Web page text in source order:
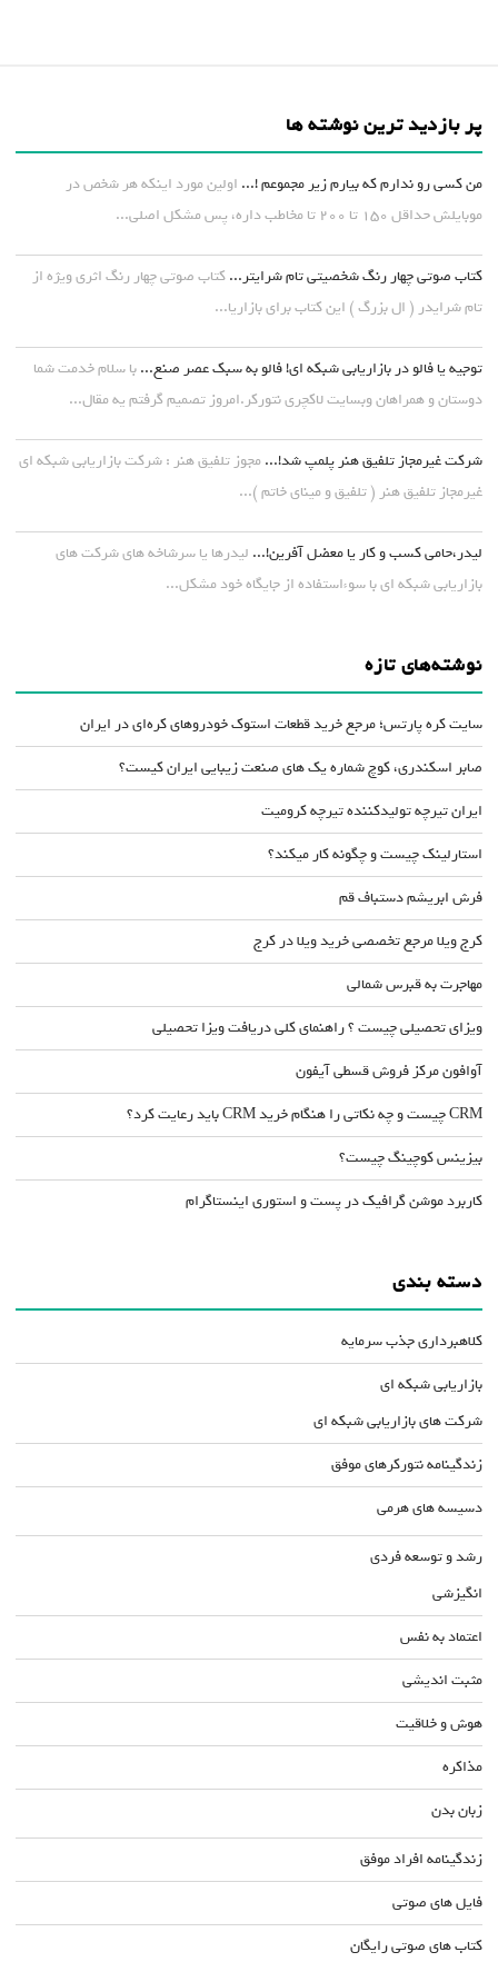
پر بازدید ترین نوشته ها
من کسی رو ندارم که بیارم زیر مجموعم !... اولین مورد اینکه هر شخص در
موبایلش حداقل ۱۵۰ تا ۲۰۰ تا مخاطب داره، پس مشکل اصلی...
کتاب صوتی چهار رنگ شخصیتی تام شرایتر... کتاب صوتی چهار رنگ اثری ویژه از
تام شرایدر ( ال بزرگ ) این کتاب برای بازاریا...
توجیه یا فالو در بازاریابی شبکه ای! فالو به سبک عصر صنع... با سلام خدمت شما
دوستان و همراهان وبسایت لاکچری نتورکر.امروز تصمیم گرفتم یه مقال...
شرکت غیرمجاز تلفیق هنر پلمپ شد!... مجوز تلفیق هنر : شرکت بازاریابی شبکه ای
غیرمجاز تلفیق هنر ( تلفیق و مینای خاتم )...
لیدر،حامی کسب و کار یا معضل آفرین!... لیدرها یا سرشاخه های شرکت های
بازاریابی شبکه ای با سوءاستفاده از جایگاه خود مشکل...
نوشته‌های تازه
سایت کره پارتس؛ مرجع خرید قطعات استوک خودروهای کره‌ای در ایران
صابر اسکندری، کوچ شماره یک های صنعت زیبایی ایران کیست؟
ایران تیرچه تولیدکننده تیرچه کرومیت
استارلینک چیست و چگونه کار میکند؟
فرش ابریشم دستباف قم
کرج ویلا مرجع تخصصی خرید ویلا در کرج
مهاجرت به قبرس شمالی
ویزای تحصیلی چیست ؟ راهنمای کلی دریافت ویزا تحصیلی
آوافون مرکز فروش قسطی آیفون
CRM چیست و چه نکاتی را هنگام خرید CRM باید رعایت کرد؟
بیزینس کوچینگ چیست؟
کاربرد موشن گرافیک در پست و استوری اینستاگرام
دسته بندی
کلاهبرداری جذب سرمایه
بازاریابی شبکه ای
شرکت های بازاریابی شبکه ای
زندگینامه نتورکرهای موفق
دسیسه های هرمی
رشد و توسعه فردی
انگیزشی
اعتماد به نفس
مثبت اندیشی
هوش و خلاقیت
مذاکره
زبان بدن
زندگینامه افراد موفق
فایل های صوتی
کتاب های صوتی رایگان